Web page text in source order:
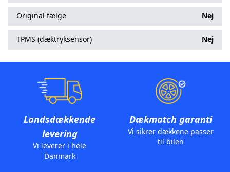
Original fælge Nej
TPMS (dæktryksensor) Nej
Landsdækkende
levering
Vi leverer i hele
Danmark
Dækmatch garanti
Vi sikrer dækkene passer
til bilen